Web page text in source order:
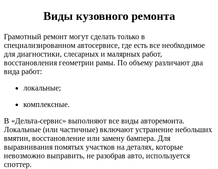
Виды кузовного ремонта
Грамотный ремонт могут сделать только в
специализированном автосервисе, где есть все необходимое
для диагностики, слесарных и малярных работ,
восстановления геометрии рамы. По объему различают два
вида работ:
локальные;
комплексные.
В «Дельта-сервис» выполняют все виды авторемонта.
Локальные (или частичные) включают устранение небольших
вмятин, восстановление или замену бампера. Для
выравнивания помятых участков на деталях, которые
невозможно выправить, не разобрав авто, используется
споттер.